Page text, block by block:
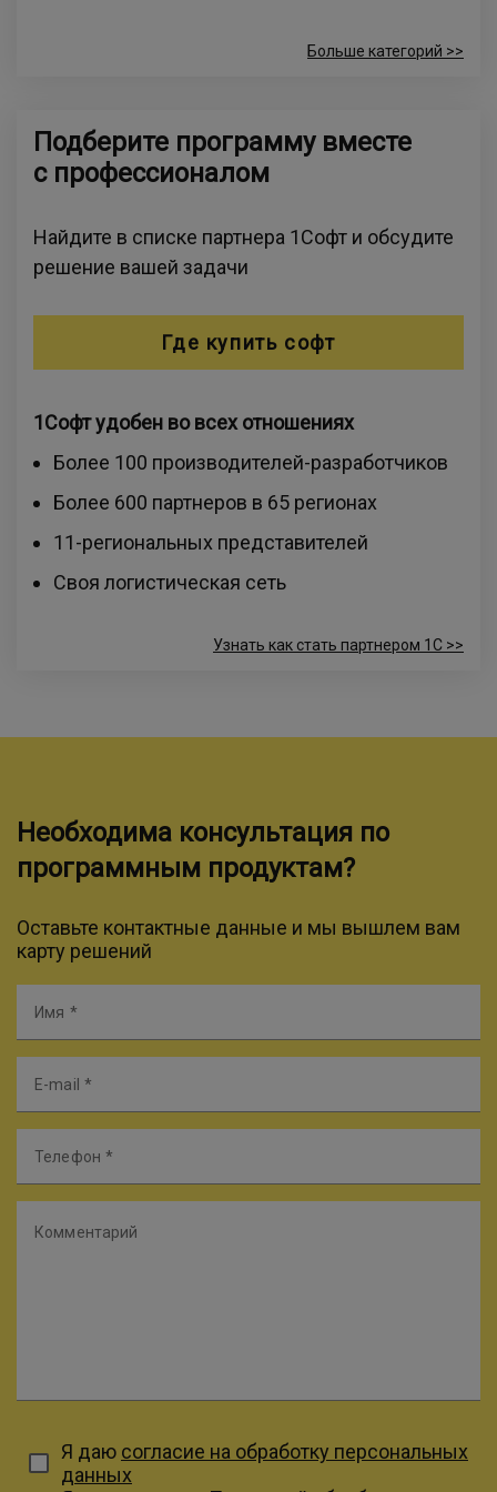
Больше категорий >>
Подберите программу вместе
с профессионалом
Найдите в списке партнера 1Софт и обсудите
решение вашей задачи
Где купить софт
1Софт удобен во всех отношениях
Более 100 производителей-разработчиков
Более 600 партнеров в 65 регионах
11-региональных представителей
Своя логистическая сеть
Узнать как стать партнером 1С >>
Необходима консультация по
программным продуктам?
Оставьте контактные данные и мы вышлем вам
карту решений
Имя
E-mail
Телефон
Комментарий
Я даю согласие на обработку персональных
данных